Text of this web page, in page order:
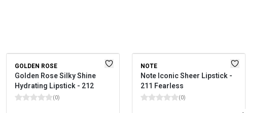
GOLDEN ROSE
Golden Rose Silky Shine
Hydrating Lipstick - 212
(0)
NOTE
Note Iconic Sheer Lipstick -
211 Fearless
(0)